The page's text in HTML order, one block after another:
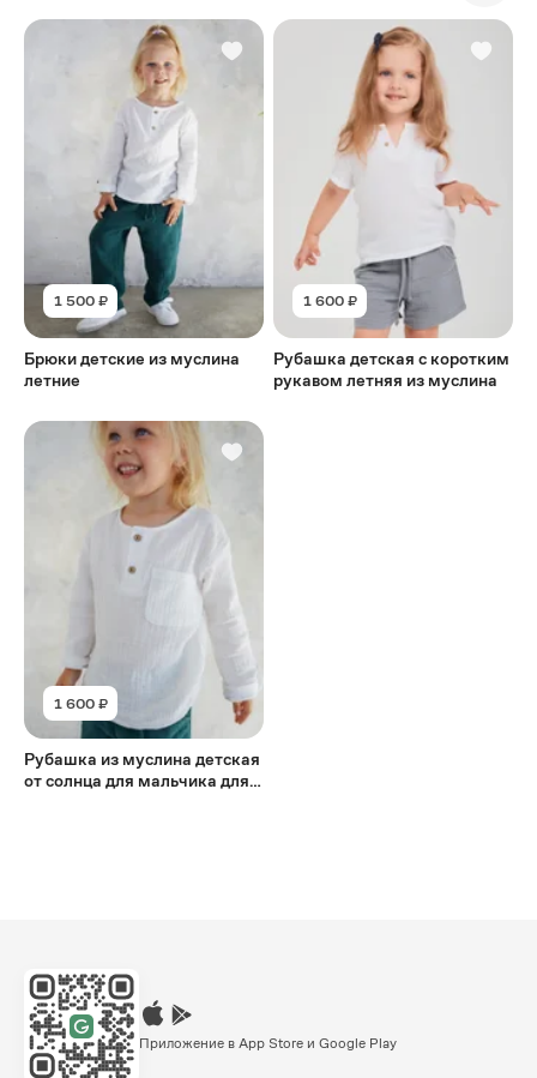
1 500 ₽
Брюки детские из муслина
летние
1 600 ₽
Рубашка из муслина детская
от солнца для мальчика для
1 600 ₽
Рубашка детская с коротким
рукавом летняя из муслина
Приложение в App Store и Google Play